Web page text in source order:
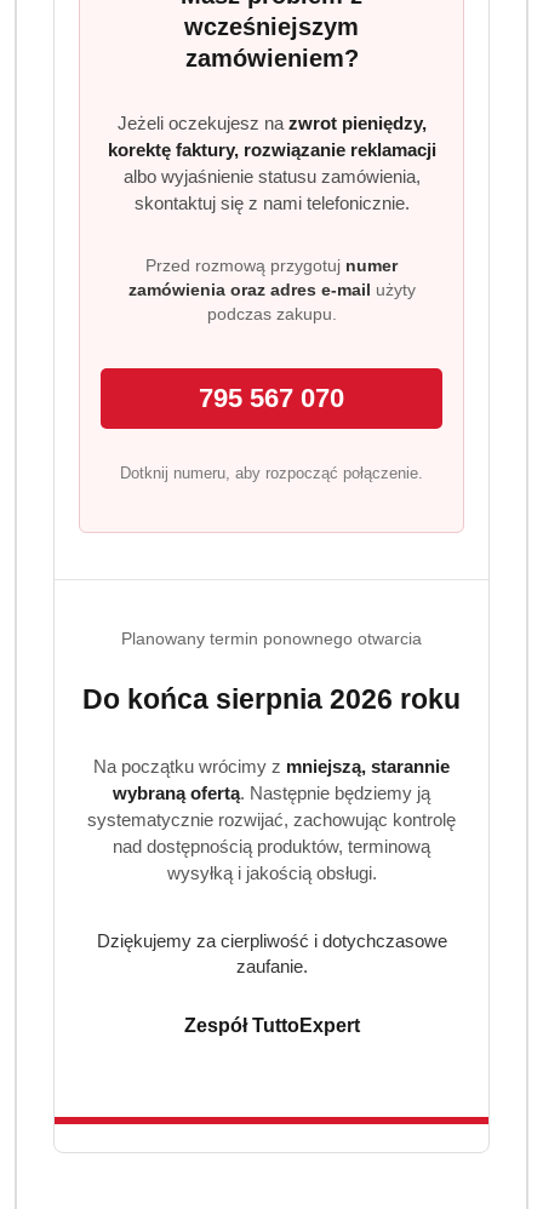
wcześniejszym
zamówieniem?
Jeżeli oczekujesz na zwrot pieniędzy,
korektę faktury, rozwiązanie reklamacji
albo wyjaśnienie statusu zamówienia,
skontaktuj się z nami telefonicznie.
Przed rozmową przygotuj numer
zamówienia oraz adres e-mail użyty
podczas zakupu.
795 567 070
Dotknij numeru, aby rozpocząć połączenie.
Planowany termin ponownego otwarcia
Do końca sierpnia 2026 roku
Na początku wrócimy z mniejszą, starannie
wybraną ofertą. Następnie będziemy ją
systematycznie rozwijać, zachowując kontrolę
nad dostępnością produktów, terminową
wysyłką i jakością obsługi.
Dziękujemy za cierpliwość i dotychczasowe
zaufanie.
Zespół TuttoExpert